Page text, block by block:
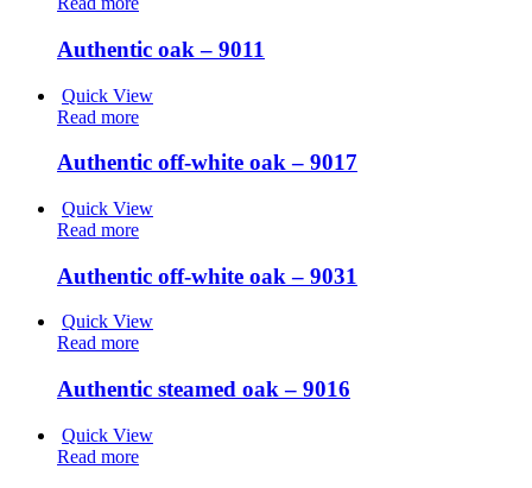
Authentic oak – 9011
Quick View
Read more
Authentic off-white oak – 9017
Quick View
Read more
Authentic off-white oak – 9031
Quick View
Read more
Authentic steamed oak – 9016
Quick View
Read more